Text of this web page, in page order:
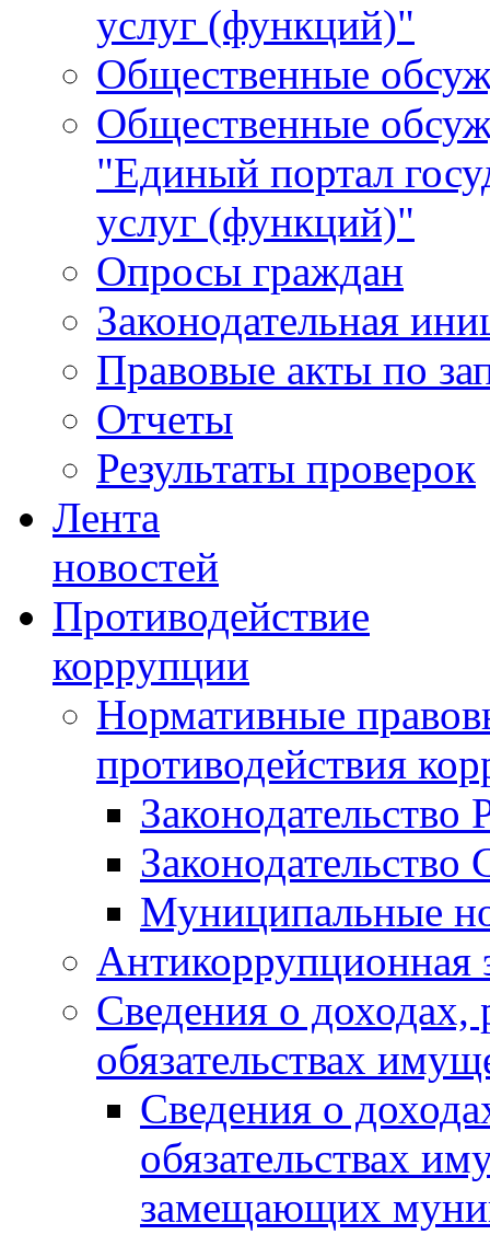
услуг (функций)"
Общественные
Общественные
"Единый портал
услуг (функций)"
Опросы граждан
Законодательная
Правовые акты по
Отчеты
Результаты проверок
Лента
новостей
Противодействие
коррупции
Нормативные
противодействия
Законодательство
Муниципальные
Антикоррупционная
Сведения о доходах,
обязательствах
Сведения о
обязательствах
замещающих